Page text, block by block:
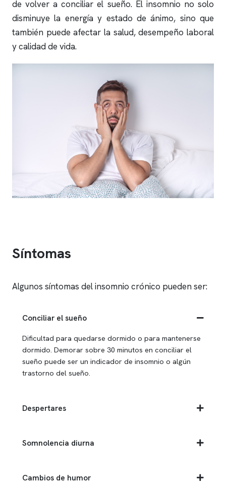
de volver a conciliar el sueño. El insomnio no solo
disminuye la energía y estado de ánimo, sino que
también puede afectar la salud, desempeño laboral
y calidad de vida.
Síntomas
Algunos síntomas delinsomnio crónico pueden ser:
Conciliar el sueño
Dificultad para quedarse dormido o para mantenerse
dormido. Demorar sobre 30 minutos en conciliar el
sueño puede ser un indicador de insomnio o algún
trastorno del sueño.
Despertares
Somnolencia diurna
Cambios de humor